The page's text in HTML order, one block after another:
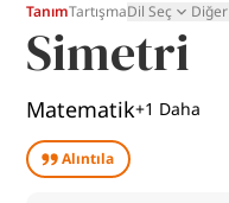
TanımTartışmaDil Seç Diğer
Simetri
Matematik+1 Daha
Alıntıla